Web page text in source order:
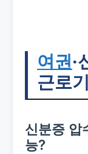
여권·
근로
신분증 압
능?